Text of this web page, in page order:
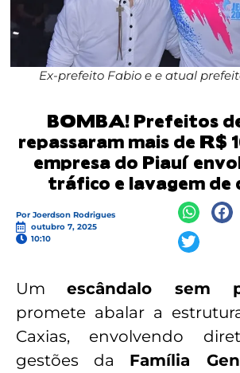
Ex-prefeito Fabio e e atual
BOMBA! Prefeitos
repassaram mais de R$
empresa do Piauí
tráfico e lavagem de
Por Joerdson Rodrigues
outubro 7, 2025
10:10
Umescândalo sem
promete abalar a
Caxias, envolvendo
gestões da Família